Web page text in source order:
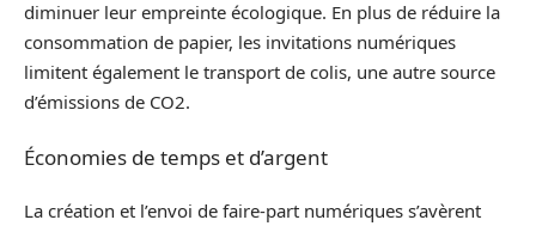
diminuer leur empreinte écologique. En plus de réduire la
consommation de papier, les invitations numériques
limitent également le transport de colis, une autre source
d’émissions de CO2.
Économies de temps et d’argent
La création et l’envoi de faire-part numériques s’avèrent